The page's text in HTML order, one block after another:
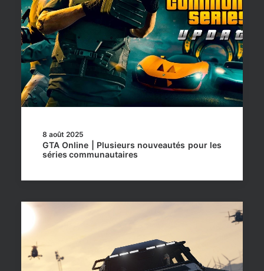
8 août 2025
GTA Online | Plusieurs nouveautés pour les
séries communautaires